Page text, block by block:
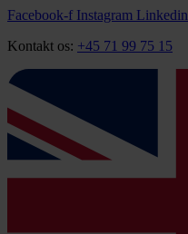
Videre
indhold
Facebook-f Instagram Linkedin
Kontakt os: +45 71 99 75 15